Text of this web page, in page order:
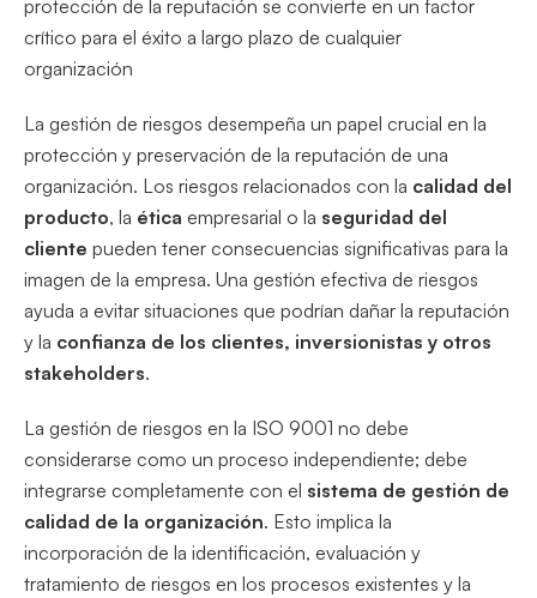
protección de la reputación se convierte en un factor
crítico para el éxito a largo plazo de cualquier
organización
La gestión de riesgos desempeña un papel crucial en la
protección y preservación de la reputación de una
organización. Los riesgos relacionados con la calidad del
producto, la ética empresarial o la seguridad del
cliente pueden tener consecuencias significativas para la
imagen de la empresa. Una gestión efectiva de riesgos
ayuda a evitar situaciones que podrían dañar la reputación
y la confianza de los clientes, inversionistas y otros
stakeholders.
La gestión de riesgos en la ISO 9001 no debe
considerarse como un proceso independiente; debe
integrarse completamente con el sistema de gestión de
calidad de la organización. Esto implica la
incorporación de la identificación, evaluación y
tratamiento de riesgos en los procesos existentes y la